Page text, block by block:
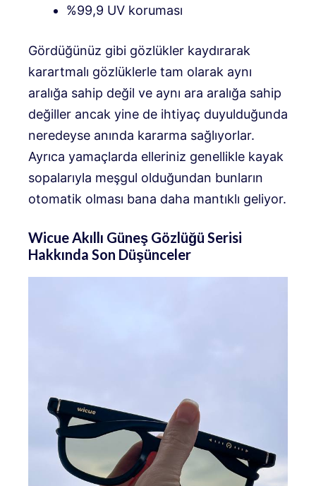
%99,9 UV koruması
Gördüğünüz gibi gözlükler kaydırarak
karartmalı gözlüklerle tam olarak aynı
aralığa sahip değil ve aynı ara aralığa sahip
değiller ancak yine de ihtiyaç duyulduğunda
neredeyse anında kararma sağlıyorlar.
Ayrıca yamaçlarda elleriniz genellikle kayak
sopalarıyla meşgul olduğundan bunların
otomatik olması bana daha mantıklı geliyor.
Wicue Akıllı Güneş Gözlüğü Serisi
Hakkında Son Düşünceler